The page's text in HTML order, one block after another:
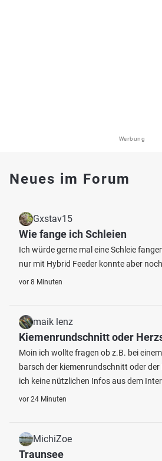
Werbung
Neues im Forum
Gxstav15
Wie fange ich Schleien
Ich würde gerne mal eine Schleie
nur mit Hybrid Feeder konnte aber
vor 8 Minuten
maik lenz
Kiemenrundschnitt oder
Moin ich wollte fragen ob z.B. bei
barsch der kiemenrundschnitt oder
ich keine nützlichen Infos aus dem
vor 24 Minuten
MichiZoe
Traunsee